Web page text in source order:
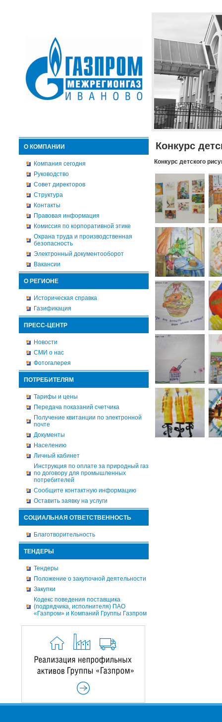
О КОМПАНИИ
Компания сегодня
Руководство
Совет директоров
Структура
Контакты
Правовая информация
Комиссия по корпоративной этике
Охрана труда и производственная
безопасность
Электронный документооборот
Вакансии
О РЕГИОНЕ
Историческая справка
Газификация
ПРЕСС-ЦЕНТР
Новости
СМИ о нас
Фотогалерея
ПОТРЕБИТЕЛЯМ
Тарифы и цены
Передача показаний счетчика
Получение квитанции по электронной
почте
Документы
Населению
Личный кабинет
Инструкция по оплате за природный газ
по договору для промышленных
потребителей
Сообщите контактную информацию
Оставить заявку на услуги
СОЦИАЛЬНАЯ ОТВЕТСТВЕННОСТЬ
Благотворительность
ТЕНДЕРЫ
Тендеры
Положение о закупочной деятельности
Закупки
Кодекс поведения поставщика
(подрядчика, исполнителя) ПАО
«Газпром» и Компаний Группы Газпром
Конкурс
Конкурс детского